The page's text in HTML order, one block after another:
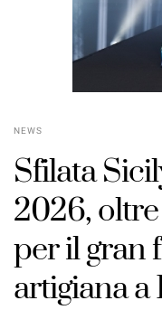
NEWS
Sfilata
2026,
per il gran
artigiana a